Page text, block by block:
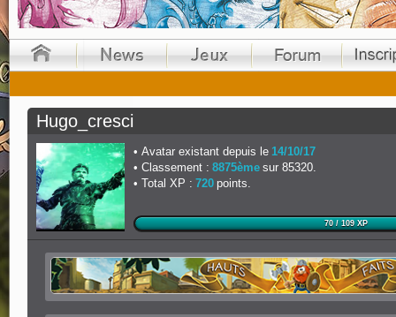
Hugo_cresci
Avatar existant depuis le 14/10/17
Classement : 8875ème sur 85320.
Total XP : 720 points.
70 / 109 XP